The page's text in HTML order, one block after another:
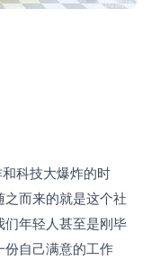
而来的就是这个社
年轻人甚至是刚毕
份自己满意的工作